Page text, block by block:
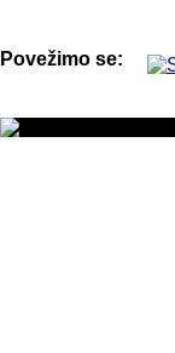
Povežimo se: